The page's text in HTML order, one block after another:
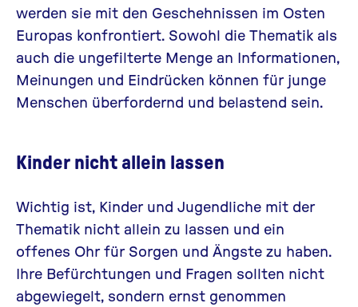
werden sie mit den Geschehnissen im Osten
Europas konfrontiert. Sowohl die Thematik als
auch die ungefilterte Menge an Informationen,
Meinungen und Eindrücken können für junge
Menschen überfordernd und belastend sein.
Kinder nicht allein lassen
Wichtig ist, Kinder und Jugendliche mit der
Thematik nicht allein zu lassen und ein
offenes Ohr für Sorgen und Ängste zu haben.
Ihre Befürchtungen und Fragen sollten nicht
abgewiegelt, sondern ernst genommen